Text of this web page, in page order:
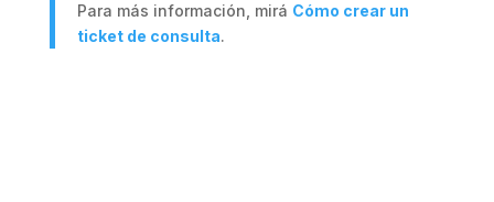
Para más información, mirá Cómo crear un
ticket de consulta.